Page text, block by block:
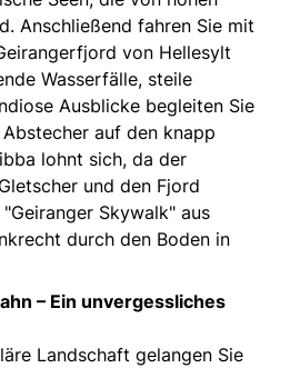
Anschließend fahren Sie mit
von Hellesylt
Wasserfälle, steile
Ausblicke begleiten Sie
auf den knapp
lohnt sich, da der
und den Fjord
Skywalk" aus
durch den Boden in
– Ein unvergessliches
Landschaft gelangen Sie